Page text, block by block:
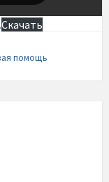
Скачать
помощь